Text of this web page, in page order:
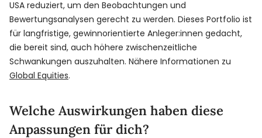
USA reduziert, um den Beobachtungen und
Bewertungsanalysen gerecht zu werden. Dieses Portfolio ist
für langfristige, gewinnorientierte Anleger:innen gedacht,
die bereit sind, auch höhere zwischenzeitliche
Schwankungen auszuhalten. Nähere Informationen zu
Global Equities.
Welche Auswirkungen haben diese
Anpassungen für dich?